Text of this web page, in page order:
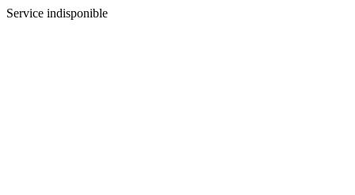
Service indisponible